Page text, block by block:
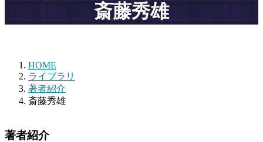
斎藤秀雄
HOME
ライブラリ
著者紹介
斎藤秀雄
著者紹介